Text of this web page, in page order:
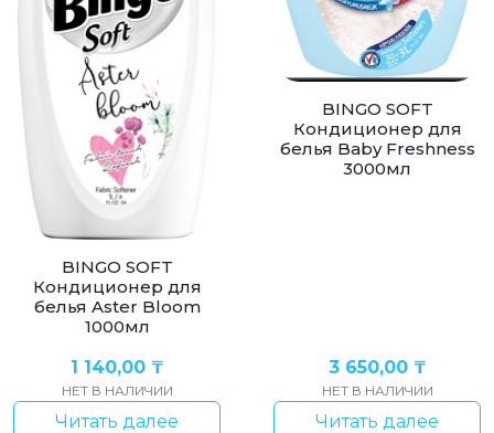
BINGO SOFT
Кондиционер для
белья Aster Bloom
1000мл
1 140,00 ₸
НЕТ В НАЛИЧИИ
Читать далее
BINGO SOFT
Кондиционер для
белья Baby Freshness
3000мл
3 650,00 ₸
НЕТ В НАЛИЧИИ
Читать далее